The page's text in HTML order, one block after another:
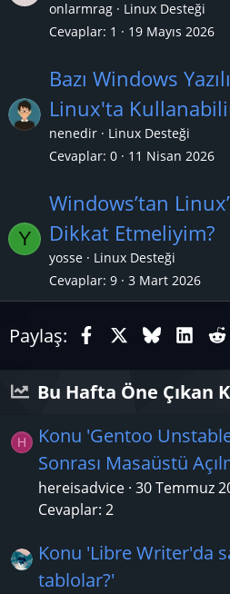
onlarmrag
Linux Desteği
Cevaplar 1 19 Mayıs 2026
Bazı Windows
Linux'ta
nenedir
Linux Desteği
Cevaplar 0 11 Nisan 2026
Y
Windows’tan
Dikkat Etmeliyim?
yosse
Linux Desteği
Cevaplar 9 3 Mart 2026
Paylaş: FacebookX (Twitter)
Bluesky
Bu Hafta Öne Çıkan
H
Konu 'Gentoo
Sonrası Masaüstü
hereisadvice 30 Temmuz
Cevaplar: 2
Konu 'Libre Writer'da
tablolar?'